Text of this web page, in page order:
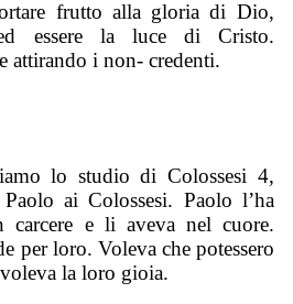
frutto alla gloria di Dio,
essere la luce di Cristo.
attirando i non- credenti.
lo studio di Colossesi 4,
ai Colossesi. Paolo l’ha
carcere e li aveva nel cuore.
per loro. Voleva che potessero
la loro gioia.